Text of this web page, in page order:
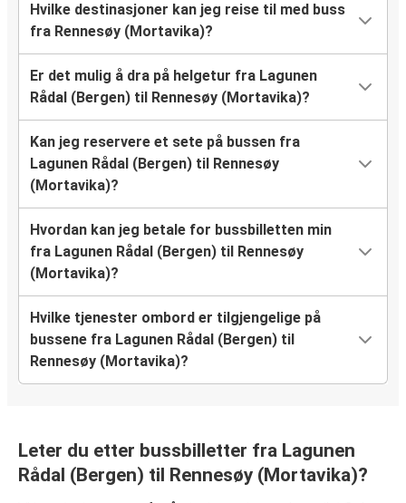
Hvilke destinasjoner kan jeg reise til med buss
fra Rennesøy (Mortavika)?
Er det mulig å dra på helgetur fra Lagunen
Rådal (Bergen) til Rennesøy (Mortavika)?
Kan jeg reservere et sete på bussen fra
Lagunen Rådal (Bergen) til Rennesøy
(Mortavika)?
Hvordan kan jeg betale for bussbilletten min
fra Lagunen Rådal (Bergen) til Rennesøy
(Mortavika)?
Hvilke tjenester ombord er tilgjengelige på
bussene fra Lagunen Rådal (Bergen) til
Rennesøy (Mortavika)?
Leter du etter bussbilletter fra Lagunen
Rådal (Bergen) til Rennesøy (Mortavika)?